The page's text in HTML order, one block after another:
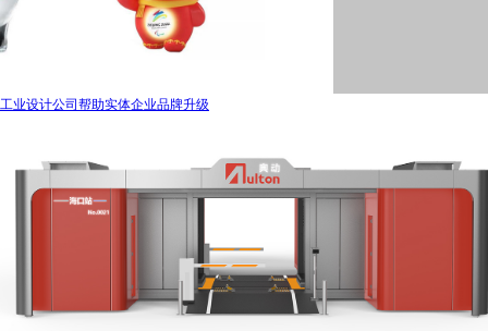
工业设计公司帮助实体企业品牌升级